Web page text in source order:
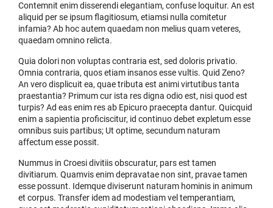
Contemnit enim disserendi elegantiam, confuse loquitur. An est
aliquid per se ipsum flagitiosum, etiamsi nulla comitetur
infamia? Ab hoc autem quaedam non melius quam veteres,
quaedam omnino relicta.
Quia dolori non voluptas contraria est, sed doloris privatio.
Omnia contraria, quos etiam insanos esse vultis. Quid Zeno?
An vero displicuit ea, quae tributa est animi virtutibus tanta
praestantia? Primum cur ista res digna odio est, nisi quod est
turpis? Ad eas enim res ab Epicuro praecepta dantur. Quicquid
enim a sapientia proficiscitur, id continuo debet expletum esse
omnibus suis partibus; Ut optime, secundum naturam
affectum esse possit.
Nummus in Croesi divitiis obscuratur, pars est tamen
divitiarum. Quamvis enim depravatae non sint, pravae tamen
esse possunt. Idemque diviserunt naturam hominis in animum
et corpus. Transfer idem ad modestiam vel temperantiam,